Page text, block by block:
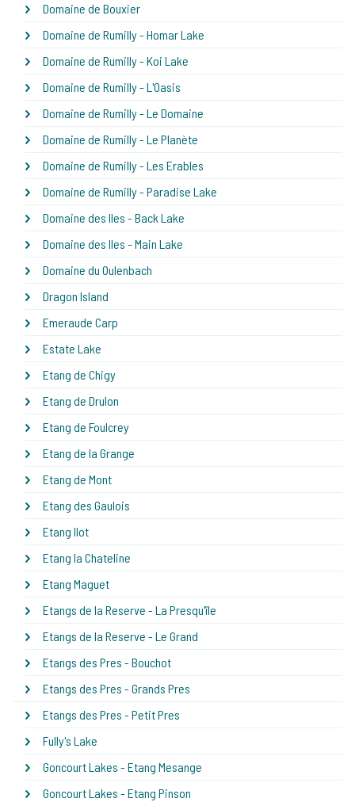
Domaine de Bouxier
Domaine de Rumilly - Homar Lake
Domaine de Rumilly - Koi Lake
Domaine de Rumilly - L'Oasis
Domaine de Rumilly - Le Domaine
Domaine de Rumilly - Le Planète
Domaine de Rumilly - Les Erables
Domaine de Rumilly - Paradise Lake
Domaine des Iles - Back Lake
Domaine des Iles - Main Lake
Domaine du Oulenbach
Dragon Island
Emeraude Carp
Estate Lake
Etang de Chigy
Etang de Drulon
Etang de Foulcrey
Etang de la Grange
Etang de Mont
Etang des Gaulois
Etang Ilot
Etang la Chateline
Etang Maguet
Etangs de la Reserve - La Presqu'île
Etangs de la Reserve - Le Grand
Etangs des Pres - Bouchot
Etangs des Pres - Grands Pres
Etangs des Pres - Petit Pres
Fully's Lake
Goncourt Lakes - Etang Mesange
Goncourt Lakes - Etang Pinson